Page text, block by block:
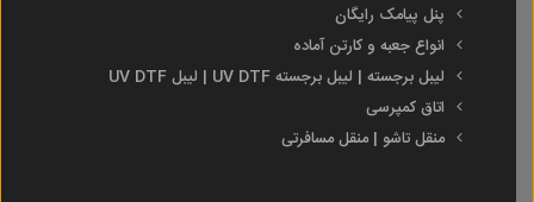
پنل پیامک رایگان
انواع جعبه و کارتن آماده
لیبل برجسته | لیبل برجسته UV DTF | لیبل UV DTF
اتاق کمپرسی
منقل تاشو | منقل مسافرتی